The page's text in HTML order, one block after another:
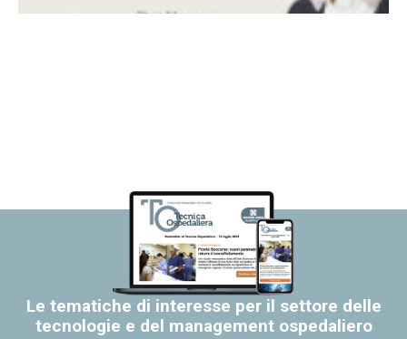
Le tematiche di interesse per il settore delle
tecnologie e del management ospedaliero